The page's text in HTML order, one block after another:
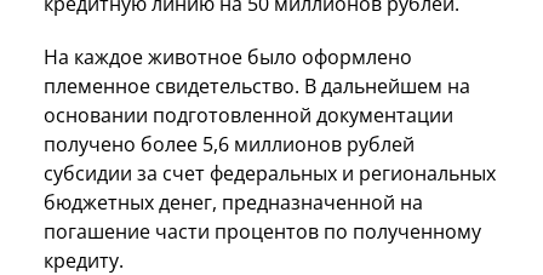
На каждое животное было оформлено
племенное свидетельство. В дальнейшем на
основании подготовленной документации
получено более 5,6 миллионов рублей
субсидии за счет федеральных и региональных
бюджетных денег, предназначенной на
погашение части процентов по полученному
кредиту.